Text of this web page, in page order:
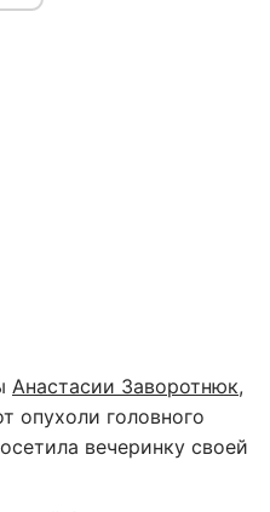
Анастасии Заворотнюк,
опухоли головного
вечеринку своей